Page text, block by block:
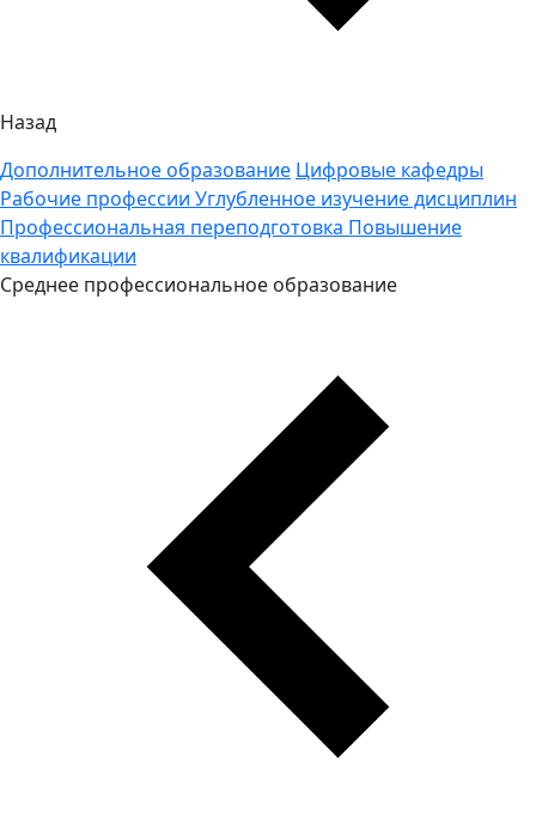
Назад
Дополнительное образование Цифровые кафедры
Рабочие профессии Углубленное изучение дисциплин
Профессиональная переподготовка Повышение
квалификации
Среднее профессиональное образование